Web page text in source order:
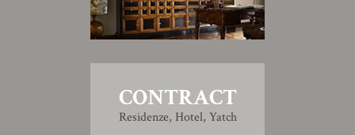
CONTRACT
Residenze, Hotel, Yatch